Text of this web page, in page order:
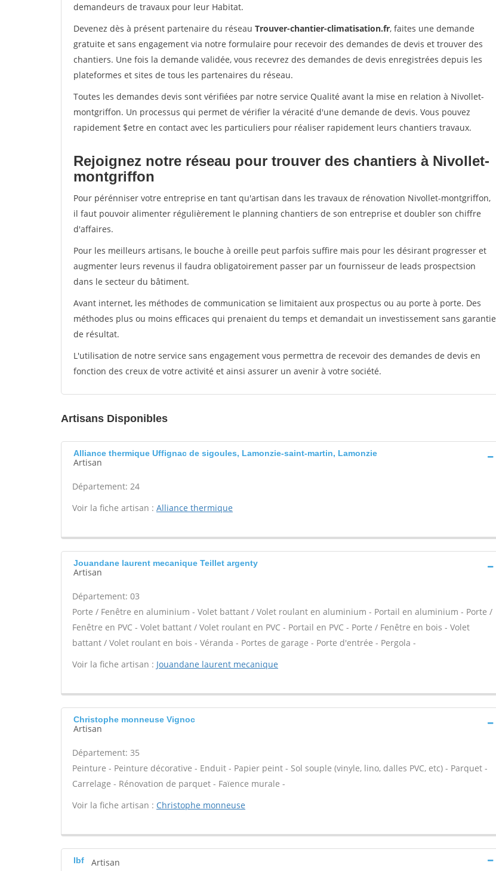
demandeurs de travaux pour leur Habitat.
Devenez dès à présent partenaire du réseau Trouver-chantier-climatisation.fr, faites une demande
gratuite et sans engagement via notre formulaire pour recevoir des demandes de devis et trouver des
chantiers. Une fois la demande validée, vous recevrez des demandes de devis enregistrées depuis les
plateformes et sites de tous les partenaires du réseau.
Toutes les demandes devis sont vérifiées par notre service Qualité avant la mise en relation à Nivollet-
montgriffon. Un processus qui permet de vérifier la véracité d'une demande de devis. Vous pouvez
rapidement $etre en contact avec les particuliers pour réaliser rapidement leurs chantiers travaux.
Rejoignez notre réseau pour trouver des chantiers à Nivollet-
montgriffon
Pour pérénniser votre entreprise en tant qu'artisan dans les travaux de rénovation Nivollet-montgriffon,
il faut pouvoir alimenter régulièrement le planning chantiers de son entreprise et doubler son chiffre
d'affaires.
Pour les meilleurs artisans, le bouche à oreille peut parfois suffire mais pour les désirant progresser et
augmenter leurs revenus il faudra obligatoirement passer par un fournisseur de leads prospectsion
dans le secteur du bâtiment.
Avant internet, les méthodes de communication se limitaient aux prospectus ou au porte à porte. Des
méthodes plus ou moins efficaces qui prenaient du temps et demandait un investissement sans garantie
de résultat.
L'utilisation de notre service sans engagement vous permettra de recevoir des demandes de devis en
fonction des creux de votre activité et ainsi assurer un avenir à votre société.
Artisans Disponibles
Alliance thermique Uffignac de sigoules, Lamonzie-saint-martin, Lamonzie
Artisan
Département: 24
Voir la fiche artisan : Alliance thermique
Jouandane laurent mecanique Teillet argenty
Artisan
Département: 03
Porte / Fenêtre en aluminium - Volet battant / Volet roulant en aluminium - Portail en aluminium - Porte /
Fenêtre en PVC - Volet battant / Volet roulant en PVC - Portail en PVC - Porte / Fenêtre en bois - Volet
battant / Volet roulant en bois - Véranda - Portes de garage - Porte d'entrée - Pergola -
Voir la fiche artisan : Jouandane laurent mecanique
Christophe monneuse Vignoc
Artisan
Département: 35
Peinture - Peinture décorative - Enduit - Papier peint - Sol souple (vinyle, lino, dalles PVC, etc) - Parquet -
Carrelage - Rénovation de parquet - Faïence murale -
Voir la fiche artisan : Christophe monneuse
Ibf Artisan